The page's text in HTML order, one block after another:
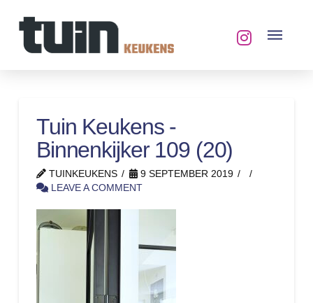
Tuin Keukens -
Binnenkijker 109 (20)
TUINKEUKENS
9 SEPTEMBER 2019
LEAVE A COMMENT